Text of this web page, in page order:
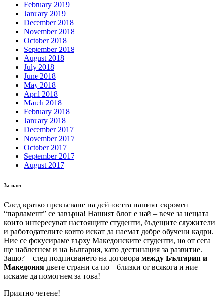
February 2019
January 2019
December 2018
November 2018
October 2018
September 2018
August 2018
July 2018
June 2018
May 2018
April 2018
March 2018
February 2018
January 2018
December 2017
November 2017
October 2017
September 2017
August 2017
За нас:
След кратко прекъсване на дейността нашият скромен
“парламент” се завърна! Нашият блог е най – вече за нещата
които интересуват настоящите студенти, бъдещите служители
и работодателите които искат да наемат добре обучени кадри.
Ние се фокусираме върху Македонските студенти, но от сега
ще наблегнем и на България, като дестинация за развитие.
Защо? – след подписването на договора между България и
Македония двете страни са по – близки от всякога и ние
искаме да помогнем за това!
Приятно четене!